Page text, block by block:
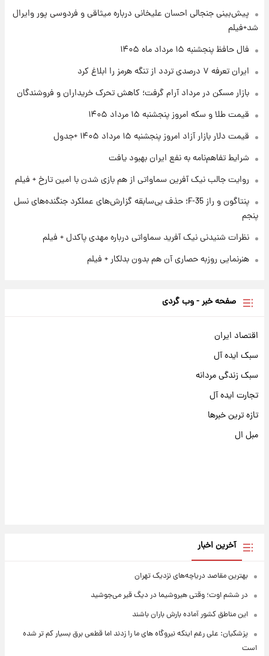
ارزش سهام عدالت برای امروز چهارشنبه ۱۴ مرداد
۱ روز پیش
نام خودرو، مبلغ پیش پرداخت و زمان تحویل |
سود مشارکت چند درصد است؟
پیش‌بینی جنجالی احسان علیخانی درباره میثاقی و فردوسی پور وایرال
شد+فیلم
فال حافظ پنجشنبه ۱۵ مرداد ماه ۱۴۰۵
ایران تعرفه ۷ درصدی تردد از تنگه هرمز را ابلاغ کرد
بازار مسکن در مرداد آرام گرفت؛ کاهش تحرک خریداران و فروشندگان
قیمت طلا و سکه امروز پنجشنبه ۱۵ مرداد ۱۴۰۵
قیمت دلار بازار آزاد امروز پنجشنبه ۱۵ مرداد ۱۴۰۵ +جدول
شرایط تفاهم‌نامه به نفع ایران بهبود یافت
روایت جالب نیک آفرین سماواتی از هم بازی شدن با امین تارخ + فیلم
پنتاگون و راز F-35؛ حذف بی‌سابقه گزارش‌های عملکرد جنگنده‌های نسل
پنجم
نظرات شنیدنی نیک آفرید سماواتی درباره مهدی پاکدل + فیلم
هنرنمایی روزبه حصاری آن هم بدون بدلکار + فیلم
صفحه خبر - وب گردی
اقتصاد ایران
سبک ایده آل
سبک زندگی مردانه
تجارت ایده آل
تازه ترین خبرها
مبل ال
آخرین اخبار
بهترین مقاصد دریاچه‌های نزدیک تهران
در ششم اوت؛ وقتی هیروشیما در دیگ قیر می‌جوشید
این مناطق کشور آماده بارش باران باشند
پزشکیان: علی رغم اینکه نیروگاه های ما را زدند اما قطعی برق بسیار کم تر شده
است